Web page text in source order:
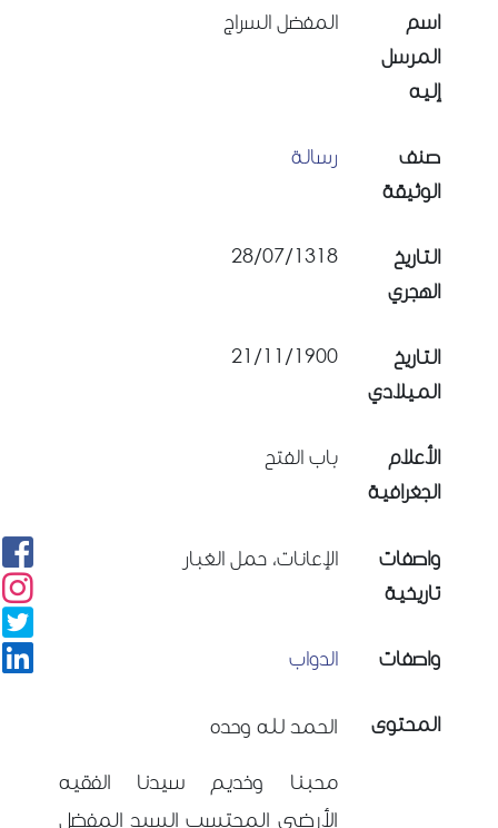
المفضل السراج
اسم
المرسل
إليه
رسالة
صنف
الوثيقة
28/07/1318
التاريخ
الهجري
21/11/1900
التاريخ
الميلادي
باب الفتح
الأعلام
الجغرافية
الإعانات، حمل الغبار
واصفات
تاريخية
الدواب واصفات
الحمد لله وحده
محبنا وخديم سيدنا الفقيه
الأرضى المحتسب السيد المفضل
المحتوى